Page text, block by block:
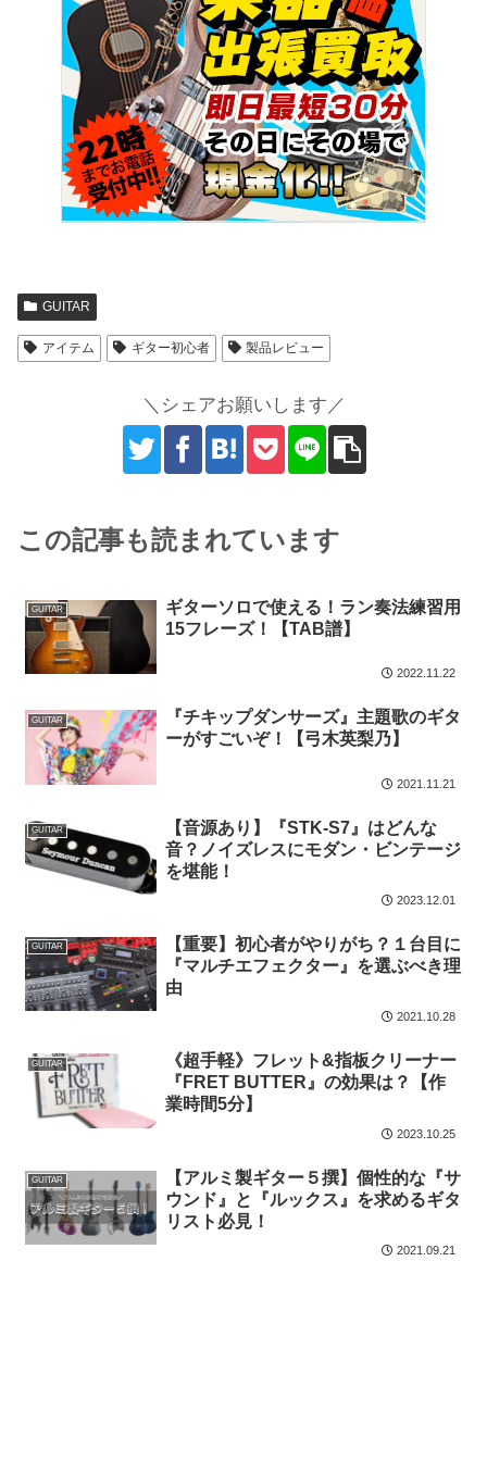
GUITAR
アイテム ギター初心者 製品レビュー
＼シェアお願いします／
この記事も読まれています
GUITAR
ギターソロで使える！ラン奏法練習用
15フレーズ！【TAB譜】
2022.11.22
GUITAR
『チキップダンサーズ』主題歌のギタ
ーがすごいぞ！【弓木英梨乃】
2021.11.21
GUITAR
【音源あり】『STK-S7』はどんな
音？ノイズレスにモダン・ビンテージ
を堪能！
2023.12.01
GUITAR
【重要】初心者がやりがち？１台目に
『マルチエフェクター』を選ぶべき理
由
2021.10.28
GUITAR
《超手軽》フレット&指板クリーナー
『FRET BUTTER』の効果は？【作
業時間5分】
2023.10.25
GUITAR
【アルミ製ギター５撰】個性的な『サ
ウンド』と『ルックス』を求めるギタ
リスト必見！
2021.09.21